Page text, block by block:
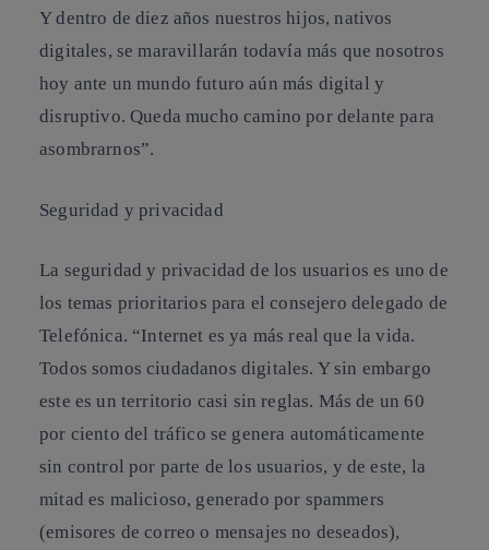
Y dentro de diez años nuestros hijos, nativos
digitales, se maravillarán todavía más que nosotros
hoy ante un mundo futuro aún más digital y
disruptivo. Queda mucho camino por delante para
asombrarnos”.
Seguridad y privacidad
La seguridad y privacidad de los usuarios es uno de
los temas prioritarios para el consejero delegado de
Telefónica. “Internet es ya más real que la vida.
Todos somos ciudadanos digitales. Y sin embargo
este es un territorio casi sin reglas. Más de un 60
por ciento del tráfico se genera automáticamente
sin control por parte de los usuarios, y de este, la
mitad es malicioso, generado por spammers
(emisores de correo o mensajes no deseados),